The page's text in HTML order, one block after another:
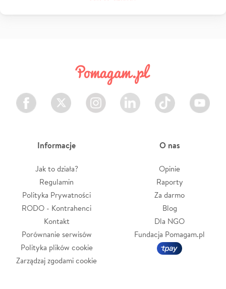
Facebook Twitter Instagram LinkedIn TikTok Youtube
Informacje
Jak to działa?
Regulamin
Polityka Prywatności
RODO - Kontrahenci
Kontakt
Porównanie serwisów
Polityka plików cookie
Zarządzaj zgodami cookie
O nas
Opinie
Raporty
Za darmo
Blog
Dla NGO
Fundacja Pomagam.pl